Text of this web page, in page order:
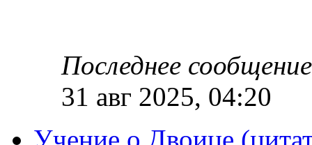
Последнее
31 авг 2025, 04:20
Учение о Двоице